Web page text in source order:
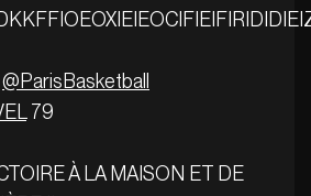
@ParisBasketball
79
À LA MAISON ET DE